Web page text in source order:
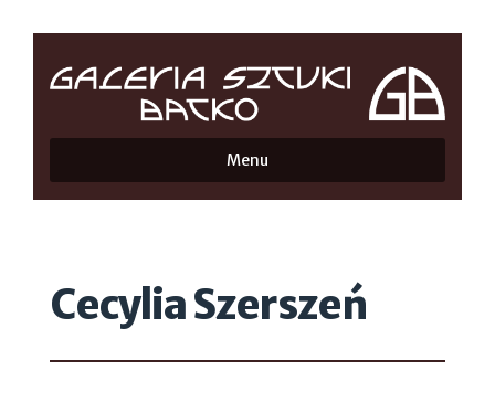
Menu
Cecylia Szerszeń